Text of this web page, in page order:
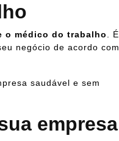
o médico do trabalho. É
negócio de acordo com
saudável e sem
empresa